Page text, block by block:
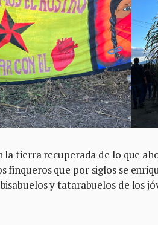
la tierra recuperada de lo que
finqueros que por siglos se
y tatarabuelos de los